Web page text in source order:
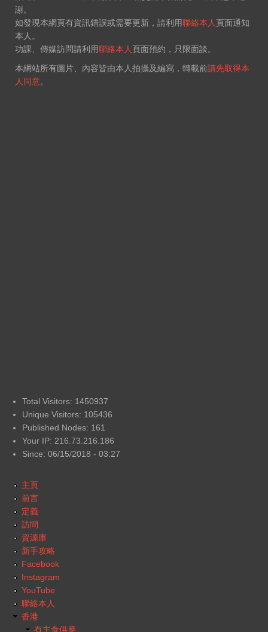
謝。
如發現本網頁有資訊錯誤或需要更新，請利用聯絡本人頁面通知
本人。
功課、傳媒訪問請利用聯絡本人頁面預約，只限面談。
本網站所有圖片、內容皆由本人拍攝及編寫，轉載前請先取得本
人同意。
Total Visitors: 1450937
Unique Visitors: 105436
Published Nodes: 161
Your IP: 216.73.216.186
Since: 06/15/2018 - 03:27
主頁
前言
定義
訪問
資源庫
新手攻略
Facebook
Instagram
YouTube
聯絡本人
香港
有主食供應